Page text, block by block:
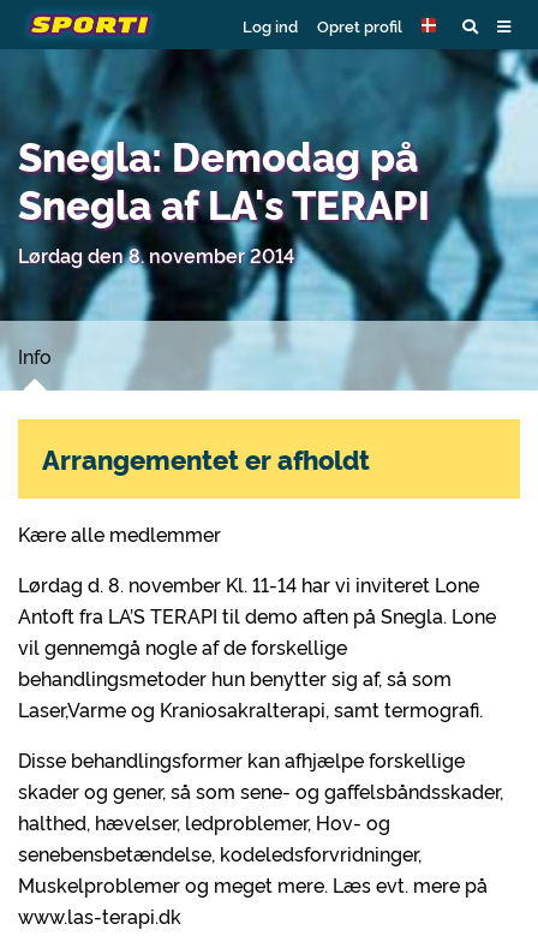
Log ind Opret profil
Snegla: Demodag på
Snegla af LA's TERAPI
Lørdag den 8. november 2014
Info
Kære alle medlemmer
Lørdag d. 8. november Kl. 11-14 har vi inviteret Lone
Antoft fra LA’S TERAPI til demo aften på Snegla. Lone
vil gennemgå nogle af de forskellige
behandlingsmetoder hun benytter sig af, så som
Laser,Varme og Kraniosakralterapi, samt termografi.
Disse behandlingsformer kan afhjælpe forskellige
skader og gener, så som sene- og gaffelsbåndsskader,
halthed, hævelser, ledproblemer, Hov- og
senebensbetændelse, kodeledsforvridninger,
Muskelproblemer og meget mere. Læs evt. mere på
www.las-terapi.dk
Arrangementet er afholdt